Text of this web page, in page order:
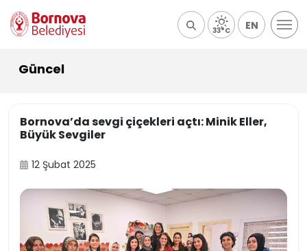
33°C EN
Güncel
Bornova’da sevgi çiçekleri açtı: Minik Eller,
Büyük Sevgiler
12 Şubat 2025